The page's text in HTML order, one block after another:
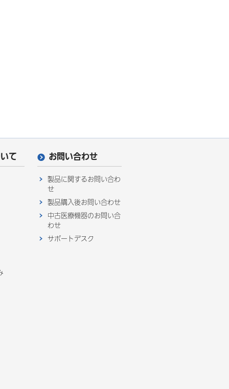
て お問い合わせ
製品に関するお問い合わ
せ
製品購入後お問い合わせ
中古医療機器のお問い合
わせ
サポートデスク